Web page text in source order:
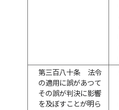
第三百八十条
法令
の適用に誤があつて
その誤が判決に影響
を及ぼすことが明ら